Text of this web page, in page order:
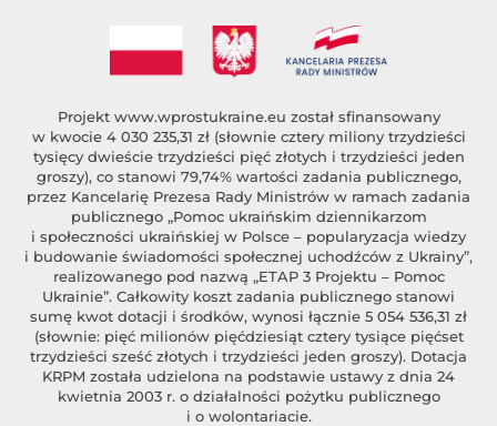
Projekt www.wprostukraine.eu został sfinansowany
w kwocie 4 030 235,31 zł (słownie cztery miliony trzydzieści
tysięcy dwieście trzydzieści pięć złotych i trzydzieści jeden
groszy), co stanowi 79,74% wartości zadania publicznego,
przez Kancelarię Prezesa Rady Ministrów w ramach zadania
publicznego „Pomoc ukraińskim dziennikarzom
i społeczności ukraińskiej w Polsce – popularyzacja wiedzy
i budowanie świadomości społecznej uchodźców z Ukrainy”,
realizowanego pod nazwą „ETAP 3 Projektu – Pomoc
Ukrainie”. Całkowity koszt zadania publicznego stanowi
sumę kwot dotacji i środków, wynosi łącznie 5 054 536,31 zł
(słownie: pięć milionów pięćdziesiąt cztery tysiące pięćset
trzydzieści sześć złotych i trzydzieści jeden groszy). Dotacja
KRPM została udzielona na podstawie ustawy z dnia 24
kwietnia 2003 r. o działalności pożytku publicznego
i o wolontariacie.